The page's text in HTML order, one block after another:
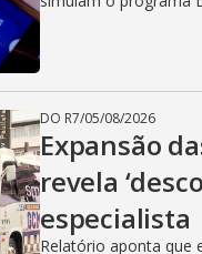
e
oDO R7/05/08/2026
Expansão
revela
especialista
Relatório aponta que